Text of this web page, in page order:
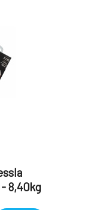
8,40kg